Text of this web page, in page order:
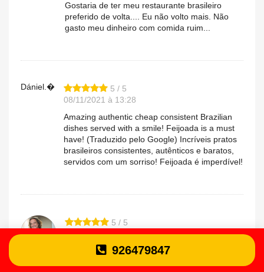
Gostaria de ter meu restaurante brasileiro
preferido de volta.... Eu não volto mais. Não
gasto meu dinheiro com comida ruim...
Dániel.�
5 / 5
08/11/2021 à 13:28
Amazing authentic cheap consistent Brazilian
dishes served with a smile! Feijoada is a must
have! (Traduzido pelo Google) Incríveis pratos
brasileiros consistentes, autênticos e baratos,
servidos com um sorriso! Feijoada é imperdível!
5 / 5
11/10/2021 à 13:53
Excelente relação preço/qualidade. A repetir
926479847